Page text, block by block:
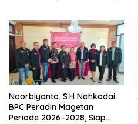
Noorbiyanto, S.H Nahkodai
BPC Peradin Magetan
Periode 2026–2028, Siap